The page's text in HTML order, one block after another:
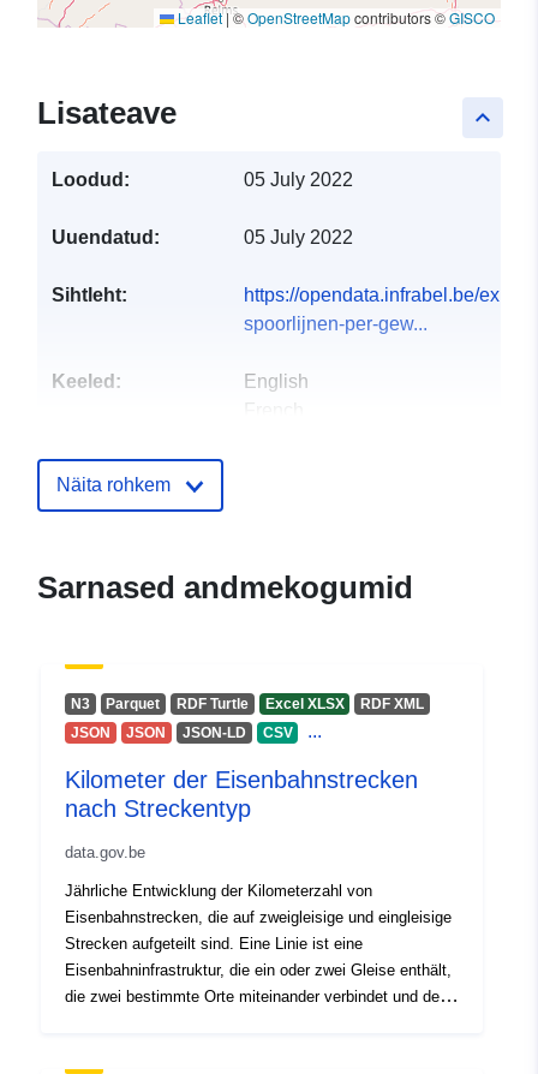
Leaflet|©OpenStreetMapcontributors ©GISCO
keyboard_arrow_up
Lisateave
Loodud: 05 July 2022
Uuendatud: 05 July 2022
Sihtleht:
https://opendata.infrabel.be/
spoorlijnen-per-gew...
Keeled:
English
French
Väljaandja:
Kataloogi kirje: Lisatud andmetele.europa.eu:
2026
Ajakohastatud veebisaidil
Geograafiline
ulatus:
Koordinaadid: [ [ 2.54, 51.51
], [ 6.41, 51.51 ], [ 6.41, 49.49
] ]
Näita rohkem
Sarnased andmekogumid
N3 Parquet RDF Turtle Excel XLSX
RDF XML
JSON
JSON JSON-LD CSV ...
Kilometer der Eisenbahnstrecken
nach Streckentyp
data.gov.be
Jährliche Entwicklung der Kilometerzahl von
Eisenbahnstrecken, die auf zweigleisige und eingleisige
Strecken aufgeteilt sind. Eine Linie ist eine
Eisenbahninfrastruktur, die ein oder zwei Gleise enthält,
die zwei bestimmte Orte miteinander verbindet und der